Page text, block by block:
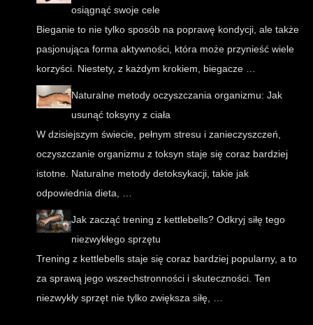
osiągnąć swoje cele
Bieganie to nie tylko sposób na poprawę kondycji, ale także
pasjonująca forma aktywności, która może przynieść wiele
korzyści. Niestety, z każdym krokiem, biegacze …
Naturalne metody oczyszczania organizmu: Jak
usunąć toksyny z ciała
W dzisiejszym świecie, pełnym stresu i zanieczyszczeń,
oczyszczanie organizmu z toksyn staje się coraz bardziej
istotne. Naturalne metody detoksykacji, takie jak
odpowiednia dieta, …
Jak zacząć trening z kettlebells? Odkryj siłę tego
niezwykłego sprzętu
Trening z kettlebells staje się coraz bardziej popularny, a to
za sprawą jego wszechstronności i skuteczności. Ten
niezwykły sprzęt nie tylko zwiększa siłę, …